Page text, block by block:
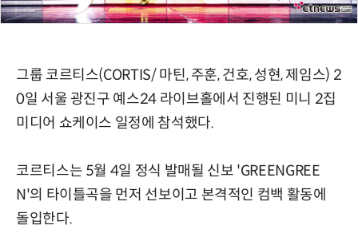
그룹 코르티스(CORTIS/ 마틴, 주훈, 건호, 성현, 제임스) 2
0일 서울 광진구 예스24 라이브홀에서 진행된 미니 2집
미디어 쇼케이스 일정에 참석했다.
코르티스는 5월 4일 정식 발매될 신보 'GREENGREE
N'의 타이틀곡을 먼저 선보이고 본격적인 컴백 활동에
돌입한다.